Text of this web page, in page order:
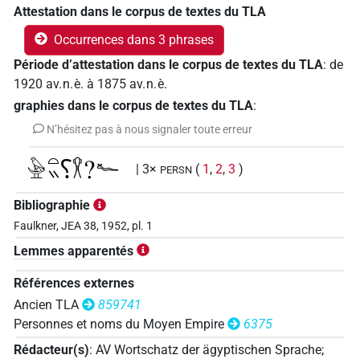
Attestation dans le corpus de textes du TLA
Occurrences dans 3 phrases
Période d’attestation dans le corpus de textes du TLA: de
1920 av. n. è. à 1875 av. n. è.
graphies dans le corpus de textes du TLA:
N’hésitez pas à nous signaler toute erreur
𓅈𓏏𓏭⸮𓎃?𓆑 | 3× PERSN ( 1 , 2, 3 )
Bibliographie
Faulkner, JEA 38, 1952, pl. 1
Lemmes apparentés
Références externes
Ancien TLA
859741
Personnes et noms du Moyen Empire
6375
Rédacteur(s): AV Wortschatz der ägyptischen Sprache;